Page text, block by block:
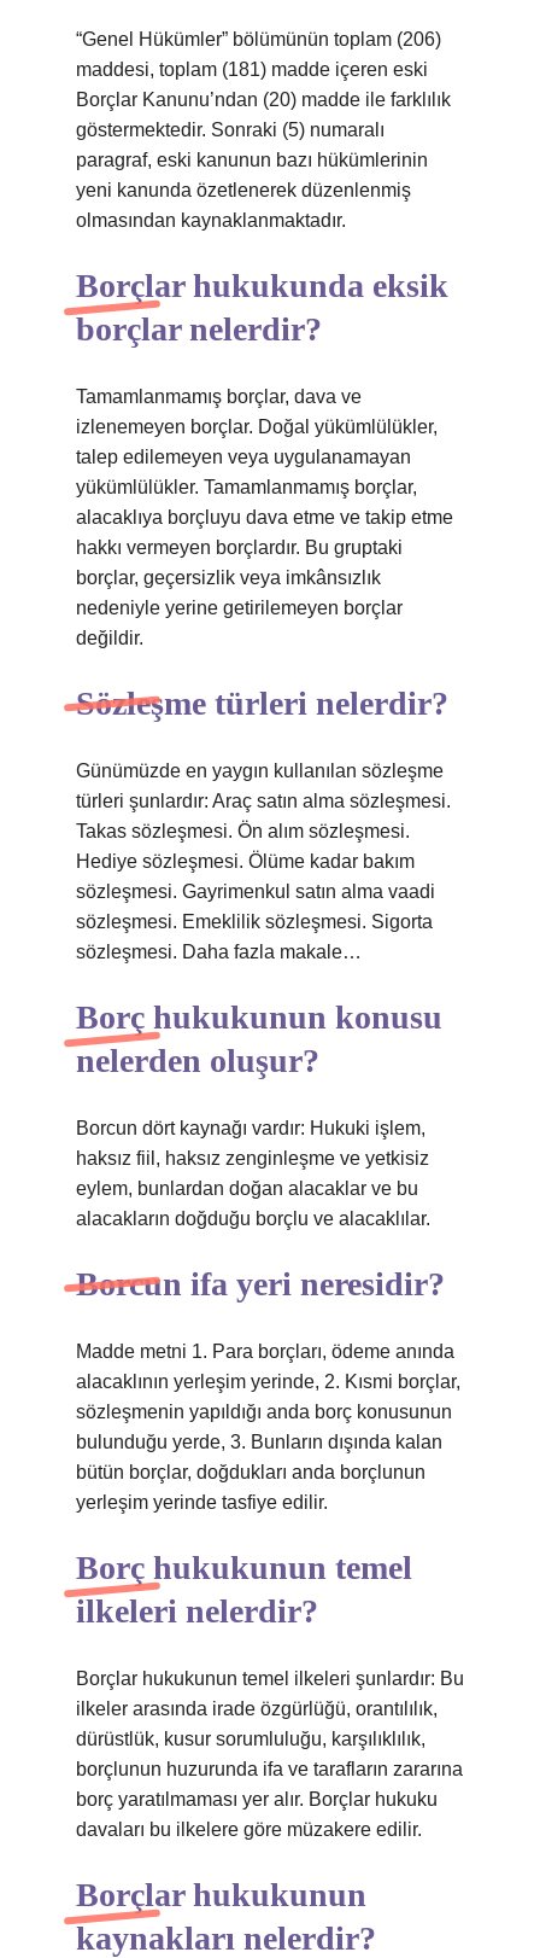
“Genel Hükümler” bölümünün toplam (206)
maddesi, toplam (181) madde içeren eski
Borçlar Kanunu’ndan (20) madde ile farklılık
göstermektedir. Sonraki (5) numaralı
paragraf, eski kanunun bazı hükümlerinin
yeni kanunda özetlenerek düzenlenmiş
olmasından kaynaklanmaktadır.
Borçlar hukukunda eksik
borçlar nelerdir?
Tamamlanmamış borçlar, dava ve
izlenemeyen borçlar. Doğal yükümlülükler,
talep edilemeyen veya uygulanamayan
yükümlülükler. Tamamlanmamış borçlar,
alacaklıya borçluyu dava etme ve takip etme
hakkı vermeyen borçlardır. Bu gruptaki
borçlar, geçersizlik veya imkânsızlık
nedeniyle yerine getirilemeyen borçlar
değildir.
Sözleşme türleri nelerdir?
Günümüzde en yaygın kullanılan sözleşme
türleri şunlardır: Araç satın alma sözleşmesi.
Takas sözleşmesi. Ön alım sözleşmesi.
Hediye sözleşmesi. Ölüme kadar bakım
sözleşmesi. Gayrimenkul satın alma vaadi
sözleşmesi. Emeklilik sözleşmesi. Sigorta
sözleşmesi. Daha fazla makale…
Borç hukukunun konusu
nelerden oluşur?
Borcun dört kaynağı vardır: Hukuki işlem,
haksız fiil, haksız zenginleşme ve yetkisiz
eylem, bunlardan doğan alacaklar ve bu
alacakların doğduğu borçlu ve alacaklılar.
Borcun ifa yeri neresidir?
Madde metni 1. Para borçları, ödeme anında
alacaklının yerleşim yerinde, 2. Kısmi borçlar,
sözleşmenin yapıldığı anda borç konusunun
bulunduğu yerde, 3. Bunların dışında kalan
bütün borçlar, doğdukları anda borçlunun
yerleşim yerinde tasfiye edilir.
Borç hukukunun temel
ilkeleri nelerdir?
Borçlar hukukunun temel ilkeleri şunlardır: Bu
ilkeler arasında irade özgürlüğü, orantılılık,
dürüstlük, kusur sorumluluğu, karşılıklılık,
borçlunun huzurunda ifa ve tarafların zararına
borç yaratılmaması yer alır. Borçlar hukuku
davaları bu ilkelere göre müzakere edilir.
Borçlar hukukunun
kaynakları nelerdir?